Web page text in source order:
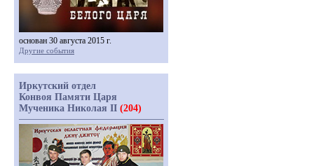
основан 30 августа 2015 г.
Другие события
Иркутский отдел
Конвоя Памяти Царя
Мученика Николая II (204)